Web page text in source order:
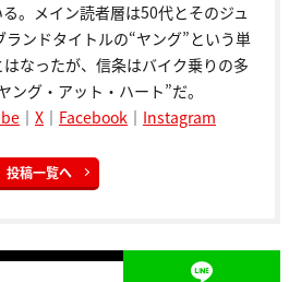
。メイン読者層は50代とそのジュ
ンドタイトルの“ヤング”という単
なったが、信条はバイク乗りの多
ング・アット・ハート”だ。
｜ X ｜ Facebook ｜ Instagram
投稿一覧へ